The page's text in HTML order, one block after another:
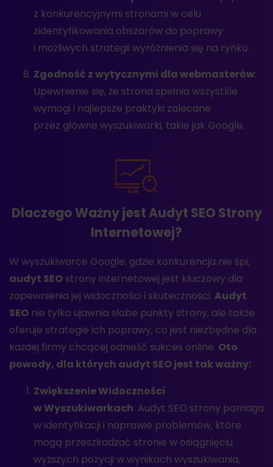
z konkurencyjnymi stronami w celu
zidentyfikowania obszarów do poprawy
i możliwych strategii wyróżnienia się na rynku.
Zgodność z wytycznymi dla webmasterów:
Upewnienie się, że strona spełnia wszystkie
wymogi i najlepsze praktyki zalecane
przez główne wyszukiwarki, takie jak Google.
Dlaczego Ważny jest Audyt SEO Strony
Internetowej?
W wyszukiwarce Google, gdzie konkurencja nie śpi,
audyt SEO strony internetowej jest kluczowy dla
zapewnienia jej widoczności i skuteczności. Audyt
SEO nie tylko ujawnia słabe punkty strony, ale także
oferuje strategie ich poprawy, co jest niezbędne dla
każdej firmy chcącej odnieść sukces online. Oto
powody, dla których audyt SEO jest tak ważny:
Zwiększenie Widoczności
w Wyszukiwarkach: Audyt SEO strony pomaga
w identyfikacji i naprawie problemów, które
mogą przeszkadzać stronie w osiągnięciu
wyższych pozycji w wynikach wyszukiwania,